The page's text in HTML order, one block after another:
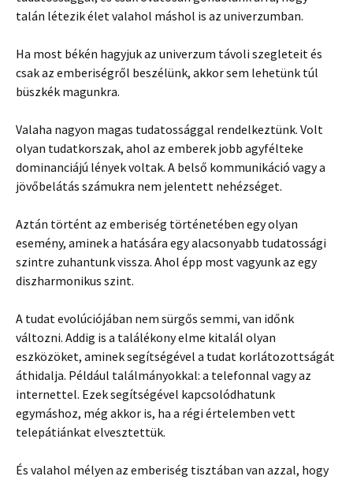
talán létezik élet valahol máshol is az univerzumban.
Ha most békén hagyjuk az univerzum távoli szegleteit és
csak az emberiségről beszélünk, akkor sem lehetünk túl
büszkék magunkra.
Valaha nagyon magas tudatossággal rendelkeztünk. Volt
olyan tudatkorszak, ahol az emberek jobb agyfélteke
dominanciájú lények voltak. A belső kommunikáció vagy a
jövőbelátás számukra nem jelentett nehézséget.
Aztán történt az emberiség történetében egy olyan
esemény, aminek a hatására egy alacsonyabb tudatossági
szintre zuhantunk vissza. Ahol épp most vagyunk az egy
diszharmonikus szint.
A tudat evolúciójában nem sürgős semmi, van időnk
változni. Addig is a találékony elme kitalál olyan
eszközöket, aminek segítségével a tudat korlátozottságát
áthidalja. Például találmányokkal: a telefonnal vagy az
internettel. Ezek segítségével kapcsolódhatunk
egymáshoz, még akkor is, ha a régi értelemben vett
telepátiánkat elvesztettük.
És valahol mélyen az emberiség tisztában van azzal, hogy